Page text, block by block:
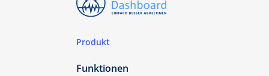
Produkt
Funktionen